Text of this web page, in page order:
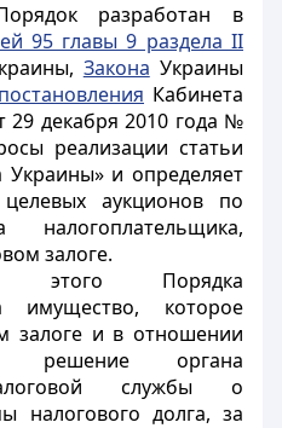
разработан в
95 главы 9 раздела II
Закона Украины
постановления Кабинета
декабря 2010 года №
реализации статьи
Украины» и определяет
аукционов по
залоге.
этого Порядка
имущество, которое
залоге и в отношении
решение органа
службы о
налогового долга, за